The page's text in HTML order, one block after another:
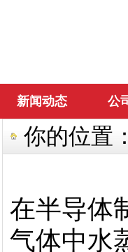
新闻动态 公
你的位置
在半导体
气体中水